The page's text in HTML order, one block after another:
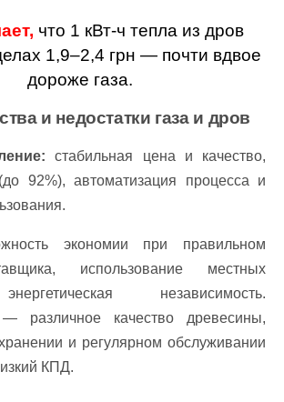
что 1 кВт-ч тепла из дров
1,9–2,4 грн — почти вдвое
дороже газа.
и недостатки газа и дров
стабильная цена и качество,
92%), автоматизация процесса и
экономии при правильном
использование местных
независимость.
различное качество древесины,
и регулярном обслуживании
КПД.